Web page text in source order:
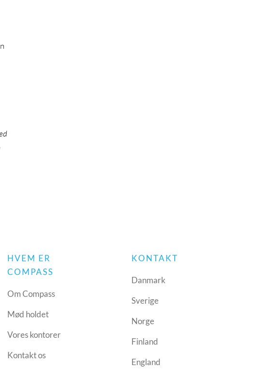
HVEM ER
COMPASS
Om Compass
Mød holdet
Vores kontorer
Kontakt os
KONTAKT
Danmark
Sverige
Norge
Finland
England